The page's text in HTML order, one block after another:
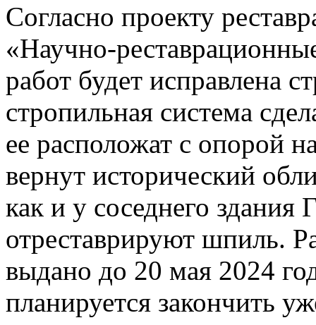
Согласно проекту
«Научно-
работ будет исправлена
стропильная система
ее расположат с опорой
вернут исторический
как и у соседнего здания
отреставрируют шпиль.
выдано до 20 мая 2024
планируется закончить